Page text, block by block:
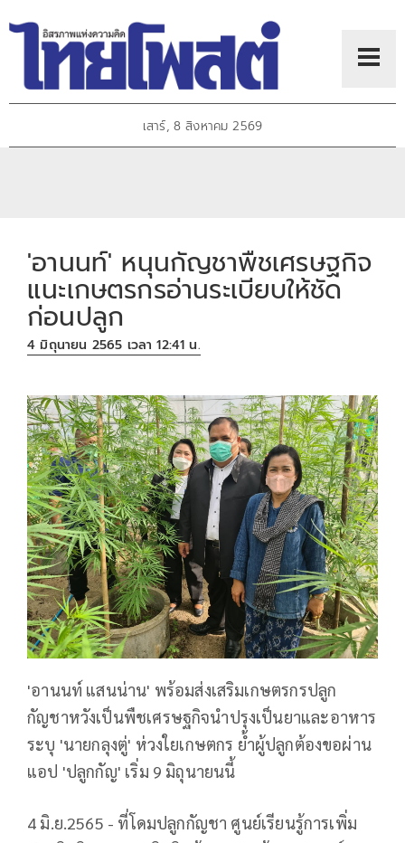
เสาร์, 8 สิงหาคม 2569
'อานนท์' หนุนกัญชาพืชเศรษฐกิจ
แนะเกษตรกรอ่านระเบียบให้ชัด
ก่อนปลูก
4 มิถุนายน 2565 เวลา 12:41 น.
'อานนท์ แสนน่าน' พร้อมส่งเสริมเกษตรกรปลูก
กัญชาหวังเป็นพืชเศรษฐกิจนำปรุงเป็นยาและอาหาร
ระบุ 'นายกลุงตู่' ห่วงใยเกษตกร ย้ำผู้ปลูกต้องขอผ่าน
แอป 'ปลูกกัญ' เริ่ม 9 มิถุนายนนี้
4 มิ.ย.2565 - ที่โดมปลูกกัญชา ศูนย์เรียนรู้การเพิ่ม